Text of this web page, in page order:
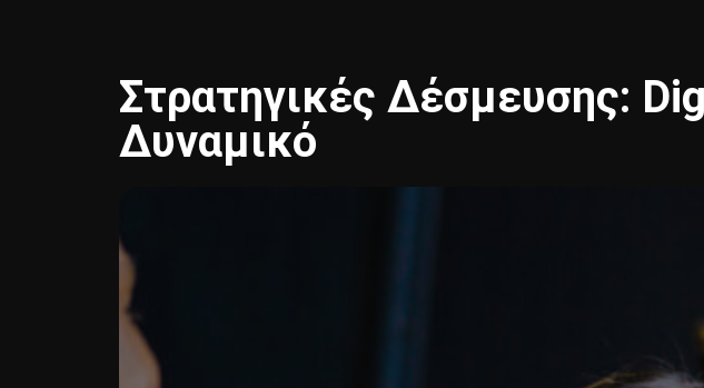
Στρατηγικές Δέσμευσης:
Δυναμικό